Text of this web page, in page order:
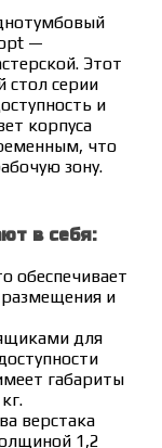
—
Этот
стол серии
и
корпуса
что
зону.
в себя:
обеспечивает
и
для
габариты
верстака
1,2